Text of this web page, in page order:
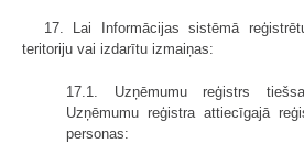
17. Lai Informācijas sistēmā
teritoriju vai izdarītu izmaiņas:
17.1. Uzņēmumu reģistrs
Uzņēmumu reģistra attiecīgajā
personas: